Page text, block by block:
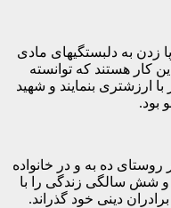
زدن به دلبستگیهای مادی
کار هستند که توانسته
ارزشتری بنمایند و شهید
بود.
والامقام در تاریخ ۱۳۳۶/۶/۸ در روستای ده به و در خانواده
و شش سالگی زندگی را با
دینی خود گذراند.